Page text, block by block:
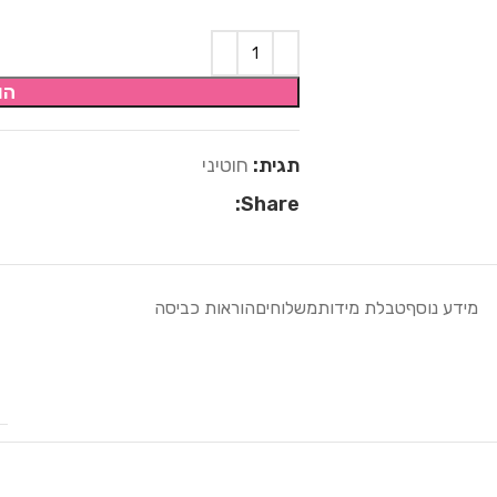
תגית: חוטיני
Share:
מידע נוסףטבלת מידותמשלוחיםהוראות כביסה